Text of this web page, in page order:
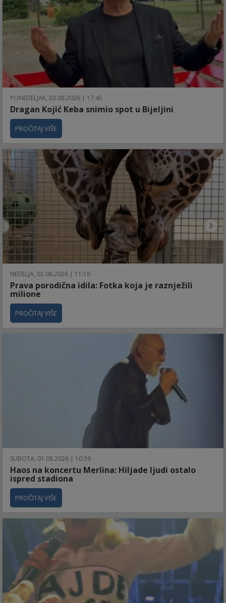
PONEDELJAK, 03.08.2026 | 17:45
Dragan Kojić Keba snimio spot u Bijeljini
PROČITAJ VIŠE
NEDELJA, 02.08.2026 | 11:18
Prava porodična idila: Fotka koja je raznježili
milione
PROČITAJ VIŠE
SUBOTA, 01.08.2026 | 10:39
Haos na koncertu Merlina: Hiljade ljudi ostalo
ispred stadiona
PROČITAJ VIŠE